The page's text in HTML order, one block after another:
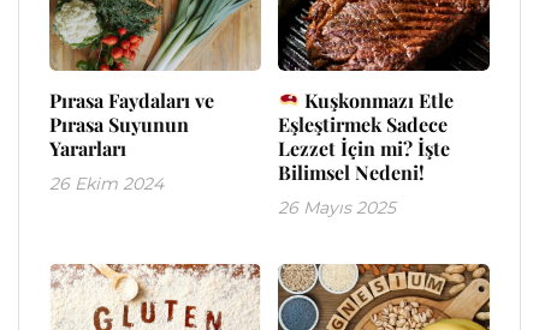
Pırasa Faydaları ve
Pırasa Suyunun
Yararları
26 Ekim 2024
Kuşkonmazı Etle
Eşleştirmek Sadece
Lezzet İçin mi? İşte
Bilimsel Nedeni!
26 Mayıs 2025